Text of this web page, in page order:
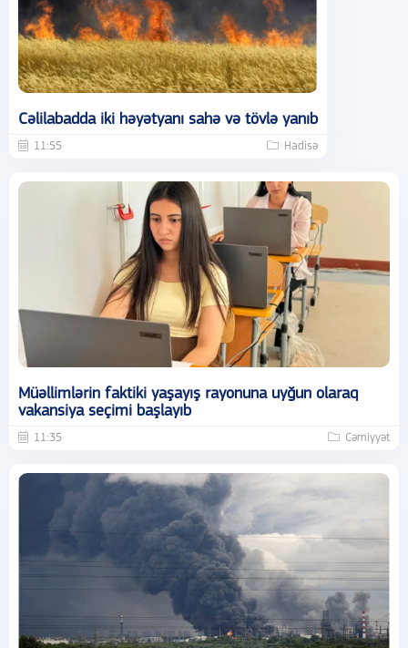
Cəlilabadda iki həyətyanı sahə və tövlə yanıb
11:55 Hadisə
Müəllimlərin faktiki yaşayış rayonuna uyğun olaraq
vakansiya seçimi başlayıb
11:35 Cəmiyyət